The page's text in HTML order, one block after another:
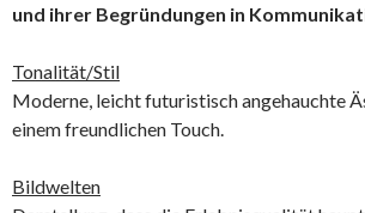
und ihrer Begründungen in
Tonalität/Stil
Moderne, leicht futuristisch angehauchte
einem freundlichen Touch.
Bildwelten